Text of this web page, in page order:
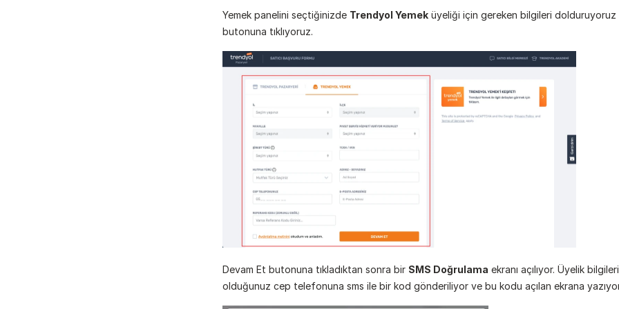
Yemek panelini seçtiğinizde Trendyol Yemek üyeliği için gereken bilgileri
butonuna tıklıyoruz.
Devam Et butonuna tıkladıktan sonra bir SMS Doğrulama ekranı açılıyor. Üyelik
olduğunuz cep telefonuna sms ile bir kod gönderiliyor ve bu kodu açılan ekrana